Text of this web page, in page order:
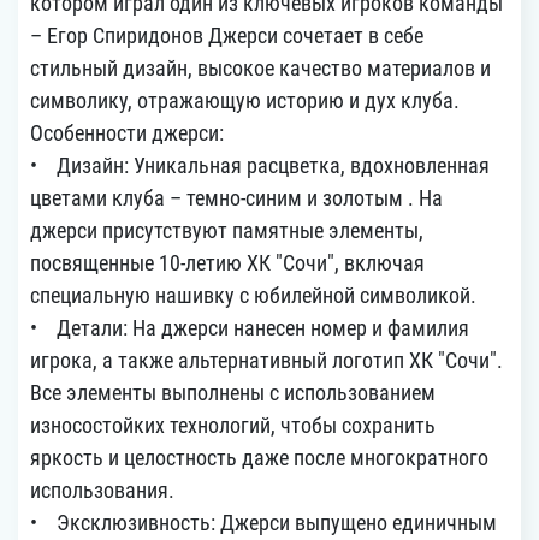
– Егор Спиридонов Джерси сочетает в себе
стильный дизайн, высокое качество материалов и
символику, отражающую историю и дух клуба.
Особенности джерси:
• Дизайн: Уникальная расцветка, вдохновленная
цветами клуба – темно-синим и золотым . На
джерси присутствуют памятные элементы,
посвященные 10-летию ХК "Сочи", включая
специальную нашивку с юбилейной символикой.
• Детали: На джерси нанесен номер и фамилия
игрока, а также альтернативный логотип ХК "Сочи".
Все элементы выполнены с использованием
износостойких технологий, чтобы сохранить
яркость и целостность даже после многократного
использования.
• Эксклюзивность: Джерси выпущено единичным